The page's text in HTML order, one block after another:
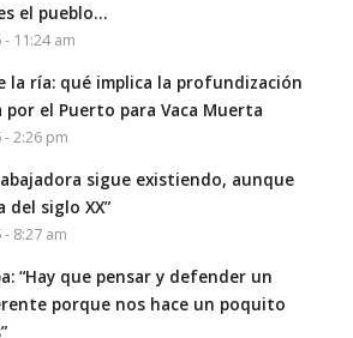
el pueblo…
11:24 am
la ría: qué implica la profundización
por el Puerto para Vaca Muerta
2:26 pm
sigue existiendo, aunque
del siglo XX”
8:27 am
“Hay que pensar y defender un
porque nos hace un poquito